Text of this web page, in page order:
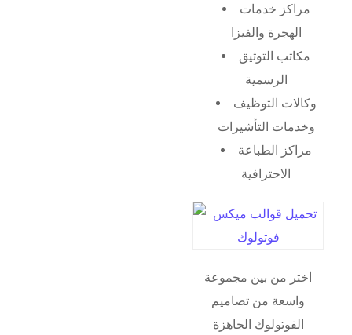
مراكز خدمات
الهجرة والفيزا
مكاتب التوثيق
الرسمية
وكالات التوظيف
وخدمات التأشيرات
مراكز الطباعة
الاحترافية
اختر من بين مجموعة
واسعة من تصاميم
الفوتولوك الجاهزة